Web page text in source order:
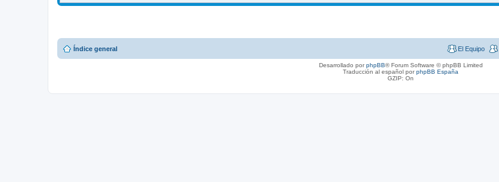
Índice general El Equipo
Desarrollado porphpBB® Forum Software © phpBB Limited
Traducción al español porphpBB España
GZIP: On